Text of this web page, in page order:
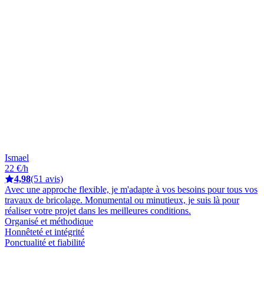
Ismael
22 €/h
4,98(51 avis)
Avec une approche flexible, je m'adapte à vos besoins pour tous vos
travaux de bricolage. Monumental ou minutieux, je suis là pour
réaliser votre projet dans les meilleures conditions.
Organisé et méthodique
Honnêteté et intégrité
Ponctualité et fiabilité